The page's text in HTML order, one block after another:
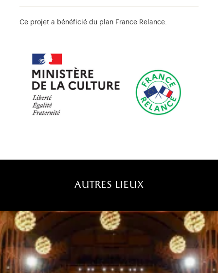
Ce projet a bénéficié du plan France Relance.
autres lieux